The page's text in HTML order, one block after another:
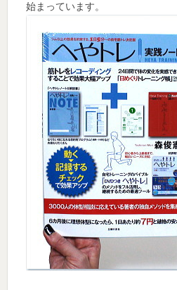
始まっています。